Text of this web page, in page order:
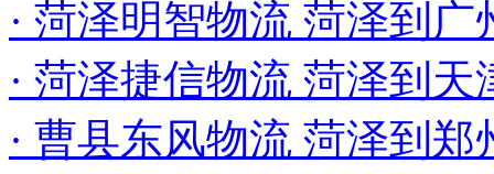
· 菏泽明智物流 菏泽到
· 菏泽捷信物流 菏泽到
· 曹县东风物流 菏泽到郑